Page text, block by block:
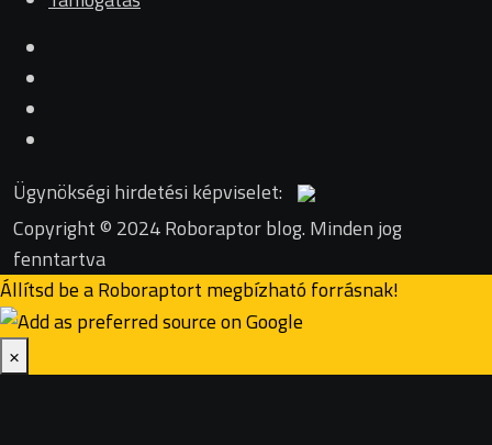
Ügynökségi hirdetési képviselet:
Copyright © 2024 Roboraptor blog. Minden jog
fenntartva
Állítsd be a Roboraptort megbízható forrásnak!
×